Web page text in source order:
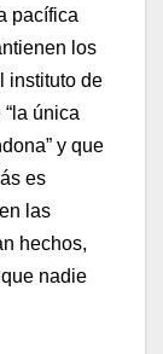
pacífica
los
instituto de
única
y que
es
las
hechos,
nadie